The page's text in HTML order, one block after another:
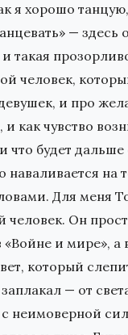
я хорошо
— здесь
такая
человек,
и про
как чувство
что будет
наваливается на
Для меня
человек. Он
«Войне и мире», а
который
— от
с неимоверной